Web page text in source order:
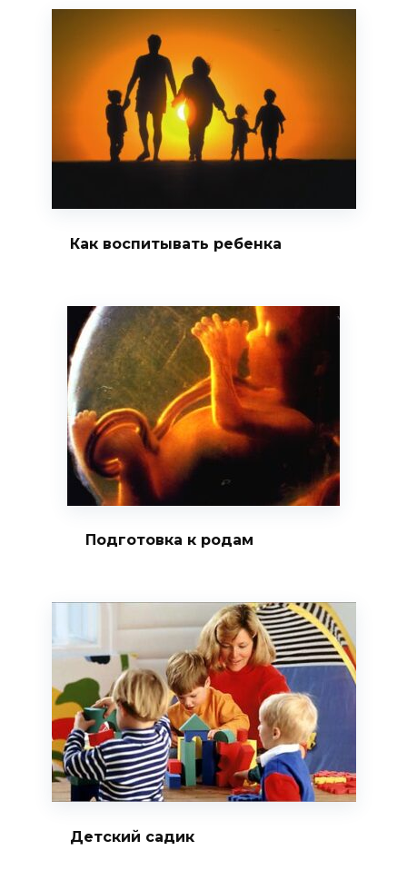
Как воспитывать ребенка
Подготовка к родам
Детский садик